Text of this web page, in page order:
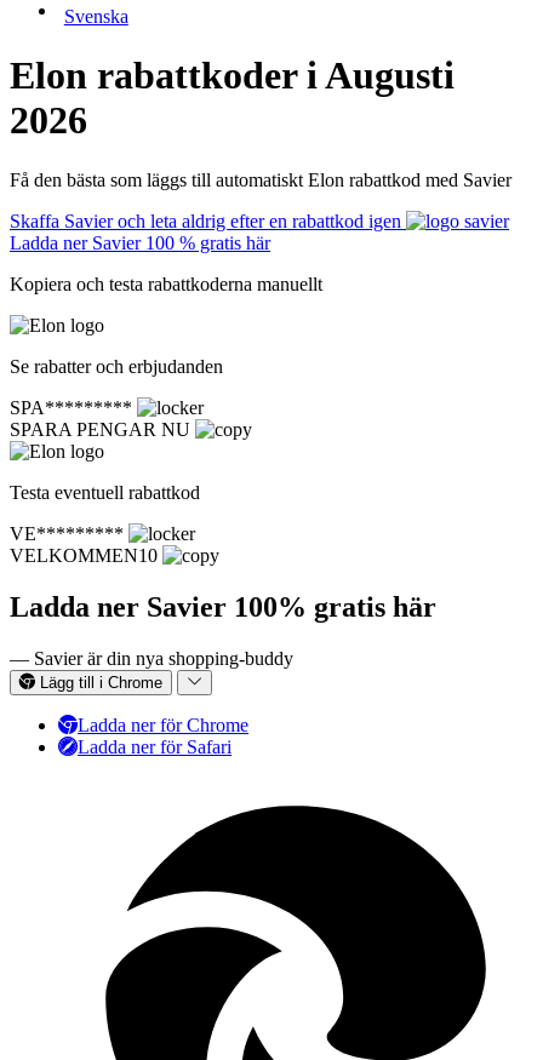
Svenska
Elon rabattkoder i Augusti
2026
Få den bästa som läggs till automatiskt Elon rabattkod med Savier
Skaffa Savier och leta aldrig efter en rabattkod igen
Ladda ner Savier 100 % gratis här
Kopiera och testa rabattkoderna manuellt
Se rabatter och erbjudanden
SPA*********
SPARA PENGAR NU
Testa eventuell rabattkod
VE*********
VELKOMMEN10
Ladda ner Savier 100% gratis här
— Savier är din nya shopping-buddy
Lägg till i Chrome
Ladda ner för Chrome
Ladda ner för Safari